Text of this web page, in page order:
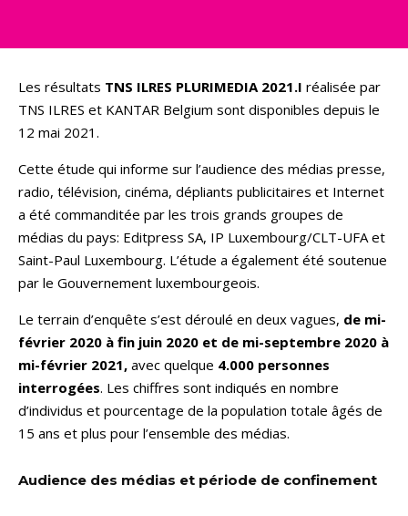
Les résultats TNS ILRES PLURIMEDIA 2021.I réalisée par
TNS ILRES et KANTAR Belgium sont disponibles depuis le
12 mai 2021.
Cette étude qui informe sur l’audience des médias presse,
radio, télévision, cinéma, dépliants publicitaires et Internet
a été commanditée par les trois grands groupes de
médias du pays: Editpress SA, IP Luxembourg/CLT-UFA et
Saint-Paul Luxembourg. L’étude a également été soutenue
par le Gouvernement luxembourgeois.
Le terrain d’enquête s’est déroulé en deux vagues, de mi-
février 2020 à fin juin 2020 et de mi-septembre 2020 à
mi-février 2021, avec quelque 4.000 personnes
interrogées. Les chiffres sont indiqués en nombre
d’individus et pourcentage de la population totale âgés de
15 ans et plus pour l’ensemble des médias.
Audience des médias et période de confinement